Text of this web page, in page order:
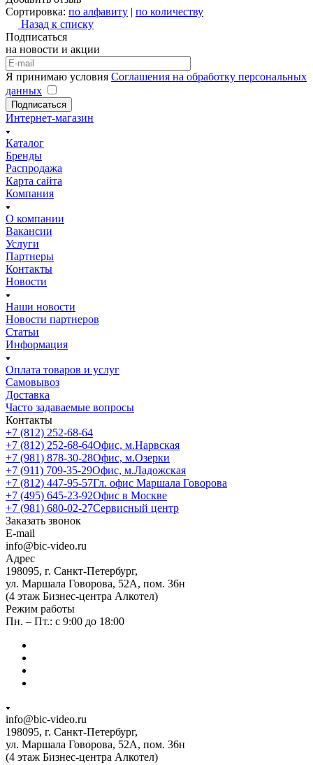
Сортировка: по алфавиту | по количеству
Назад к списку
Подписаться
на новости и акции
Я принимаю условия Соглашения на обработку персональных
данных
Подписаться
Интернет-магазин
Каталог
Бренды
Распродажа
Карта сайта
Компания
О компании
Вакансии
Услуги
Партнеры
Контакты
Новости
Наши новости
Новости партнеров
Статьи
Информация
Оплата товаров и услуг
Самовывоз
Доставка
Часто задаваемые вопросы
Контакты
+7 (812) 252-68-64
+7 (812) 252-68-64Офис, м.Нарвская
+7 (981) 878-30-28Офис, м.Озерки
+7 (911) 709-35-29Офис, м.Ладожская
+7 (812) 447-95-57Гл. офис Маршала Говорова
+7 (495) 645-23-92Офис в Москве
+7 (981) 680-02-27Сервисный центр
Заказать звонок
E-mail
info@bic-video.ru
Адрес
198095, г. Санкт-Петербург,
ул. Маршала Говорова, 52А, пом. 36н
(4 этаж Бизнес-центра Алкотел)
Режим работы
Пн. – Пт.: с 9:00 до 18:00
info@bic-video.ru
198095, г. Санкт-Петербург,
ул. Маршала Говорова, 52А, пом. 36н
(4 этаж Бизнес-центра Алкотел)